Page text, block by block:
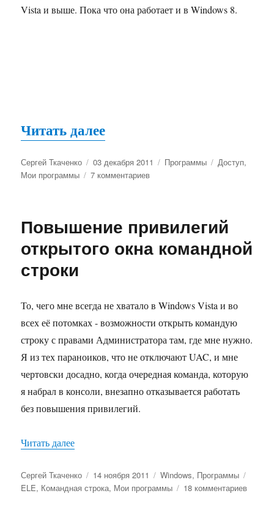
Vista и выше. Пока что она работает и в Windows 8.
Читать далее«TakeOwnershipEx.
Автор
Сергей Ткаченко Опубликовано
03 декабря 2011 Рубрики
Программы Метки
Доступ,
Мои программы
7 комментариевк
1.1
Повышение привилегий
открытого окна командной
строки
То, чего мне всегда не хватало в Windows Vista и во
всех её потомках - возможности открыть командую
строку с правами Администратора там, где мне нужно.
Я из тех параноиков, что не отключают UAC, и мне
чертовски досадно, когда очередная команда, которую
я набрал в консоли, внезапно отказывается работать
без повышения привилегий.
Читать далее«Повышение привилегий открытого окна
Автор
Сергей Ткаченко Опубликовано
14 ноября 2011 Рубрики
Windows, Программы
ELE, Командная строка, Мои программы 18 комментариевк